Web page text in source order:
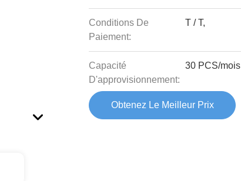
Conditions De
Paiement:
T / T,
Capacité
D'approvisionnement:
30 PCS/mois
Obtenez Le Meilleur Prix